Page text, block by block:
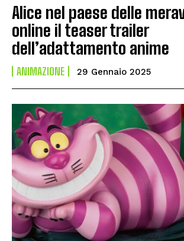
Alice nel paese delle
online il teaser trailer
dell’adattamento anime
ANIMAZIONE 29 Gennaio 2025